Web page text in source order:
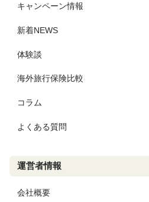
キャンペーン情報
新着NEWS
体験談
海外旅行保険比較
コラム
よくある質問
運営者情報
会社概要